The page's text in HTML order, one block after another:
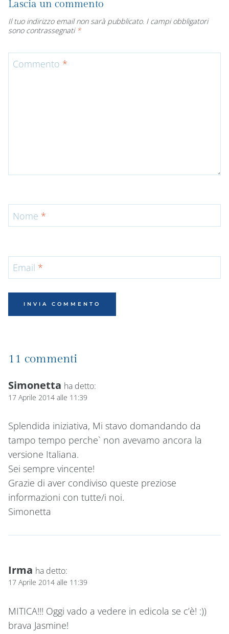
Lascia un commento
Il tuo indirizzo email non sarà pubblicato. I campi obbligatori
sono contrassegnati *
Commento *
Nome *
Email *
11 commenti
Simonetta ha detto:
17 Aprile 2014 alle 11:39
Splendida iniziativa, Mi stavo domandando da
tampo tempo perche` non avevamo ancora la
versione Italiana.
Sei sempre vincente!
Grazie di aver condiviso queste preziose
informazioni con tutte/i noi.
Simonetta
Irma ha detto:
17 Aprile 2014 alle 11:39
MITICA!!! Oggi vado a vedere in edicola se c’è! :))
brava Jasmine!